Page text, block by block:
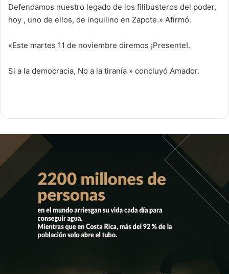
Defendamos nuestro legado de los filibusteros del poder,
hoy , uno de ellos, de inquilino en Zapote.» Afirmó.
«Este martes 11 de noviembre diremos ¡Presente!.
Si a la democracia, No a la tiranía » concluyó Amador.